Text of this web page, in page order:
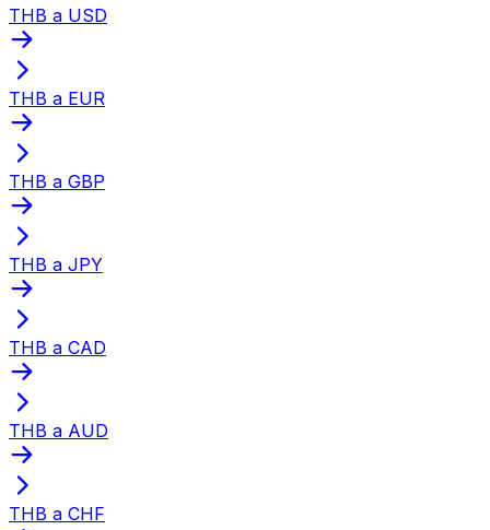
THB a USD
THB a EUR
THB a GBP
THB a JPY
THB a CAD
THB a AUD
THB a CHF